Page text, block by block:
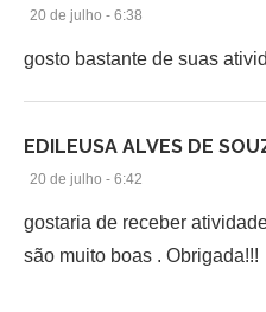
20 de julho - 6:38
gosto bastante de suas
EDILEUSA ALVES DE
20 de julho - 6:42
gostaria de receber
são muito boas . Obrigada!!!